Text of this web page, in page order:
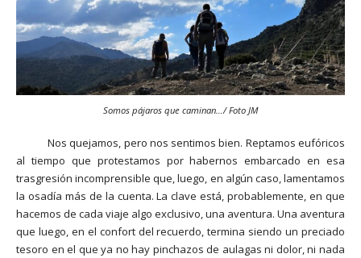
Somos pájaros que caminan…/ Foto JM
Nos quejamos, pero nos sentimos bien. Reptamos eufóricos
al tiempo que protestamos por habernos embarcado en esa
trasgresión incomprensible que, luego, en algún caso, lamentamos
la osadía más de la cuenta. La clave está, probablemente, en que
hacemos de cada viaje algo exclusivo, una aventura. Una aventura
que luego, en el confort del recuerdo, termina siendo un preciado
tesoro en el que ya no hay pinchazos de aulagas ni dolor, ni nada